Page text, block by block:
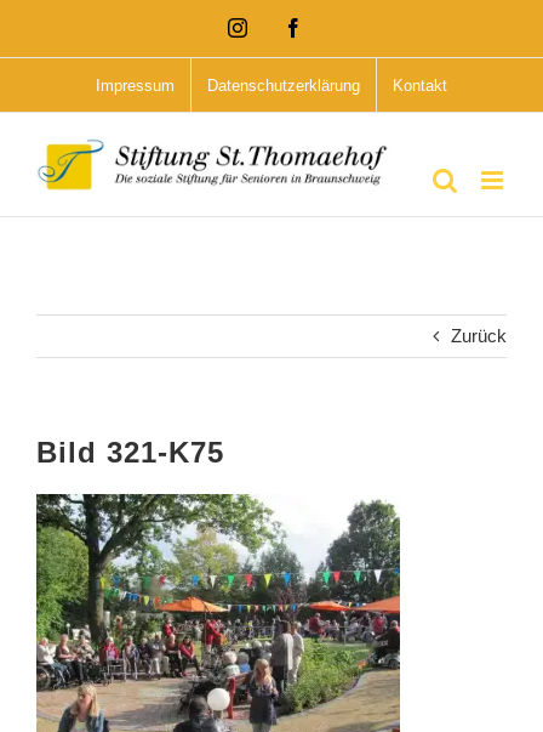
Inhalt
Instagram
Impressum Datenschutzerklärung Kontakt
Zurück
Bild 321-K75